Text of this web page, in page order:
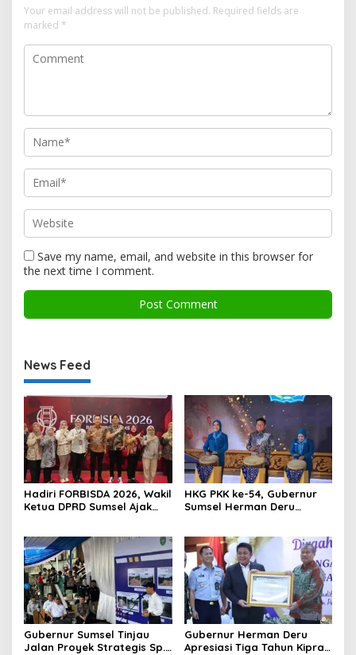
Your email address will not be published. Required fields are
marked *
Save my name, email, and website in this browser for
the next time I comment.
News Feed
Hadiri FORBISDA 2026, Wakil
Ketua DPRD Sumsel Ajak
HKG PKK ke-54, Gubernur
Sumsel Herman Deru
Perempuan
Gubernur Sumsel Tinjau
Jalan Proyek Strategis Sp.
Gubernur Herman Deru
Apresiasi Tiga Tahun Kiprah